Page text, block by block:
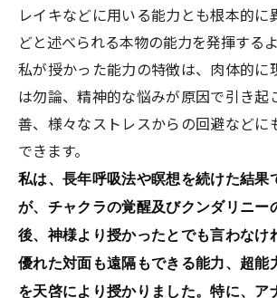
レイキなどに用いる能力とも根本的に
どと述べられる本物の能力を発揮する
私が授かった能力の特徴は、肉体的に
は勿論、精神的な悩みが原因で引き起
善、様々なストレスからの回避などに
できます。
私は、長年呼吸法や瞑想を続けた結果
が、チャクラの覚醒及びクンダリニー
後、神様より授かったとでも言わなけ
優れた対面も遠隔もできる能力、超能
を天啓により授かりました。特に、ア